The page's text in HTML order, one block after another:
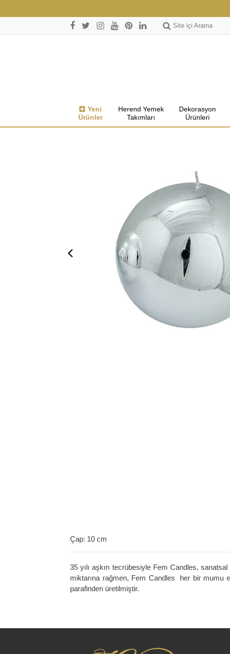
Site içi Arama
Yeni
Ürünler
Herend Yemek
Takımları
Dekorasyon
Ürünleri
Çap: 10 cm
35 yılı aşkın tecrübesiyle Fem Candles,
miktarına rağmen, Fem Candles her bir mumu
parafinden üretilmiştir.